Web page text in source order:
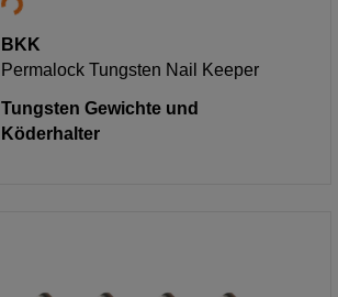
BKK
Permalock Tungsten Nail Keeper
Tungsten Gewichte und
Köderhalter